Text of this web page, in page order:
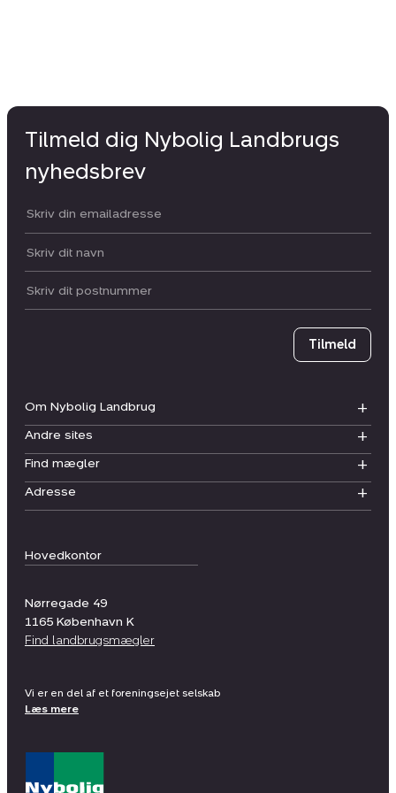
Hovedkontor
Nørregade 49
1165 København K
Find landbrugsmægler
Om Nybolig Landbrug
Andre sites
Find mægler
Adresse
Tilmeld dig Nybolig Landbrugs
nyhedsbrev
Din email:
Dit navn:
Postnummer
Tilmeld
Vi er en del af et foreningsejet selskab
Læs mere